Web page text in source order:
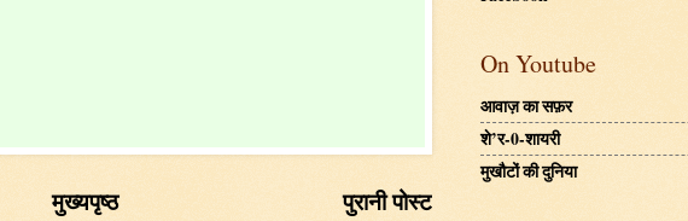
पुरानी पोस्ट
मुख्यपृष्ठ
On Youtube
आवाज़ का सफ़र
शे’र-0-शायरी
मुखौटों की दुनिया